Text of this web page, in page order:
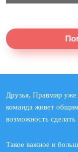
Друзья, Правмир уже
команда живет
возможность
Такое важное и